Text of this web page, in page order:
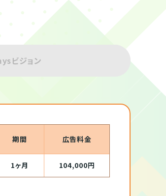
ビジョン
期間 広告料金
1ヶ月 104,000円